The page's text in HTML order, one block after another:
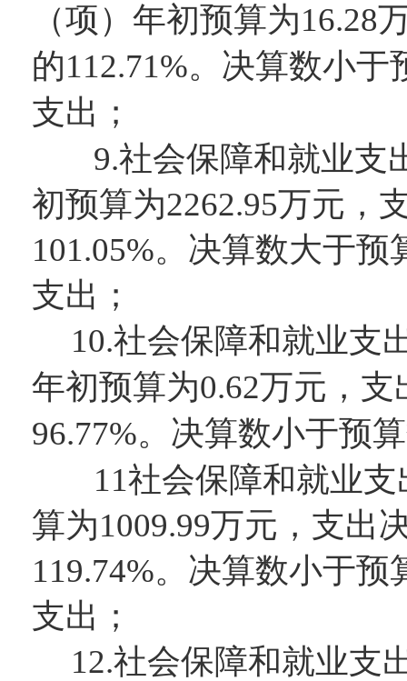
（项） 年初预算为16.28
的112.71%。决算数小于
支出 ；
9.社会保障和就业支
初预算为2262.95万元，
101.05%。决算数大于预
支出 ；
10.社会保障和就业支
年初预算为0.62万元，支
96.77%。决算数小于预
11社会保障和就业
算为1009.99万元，支出
119.74%。决算数小于预
支出 ；
12.社会保障和就业支